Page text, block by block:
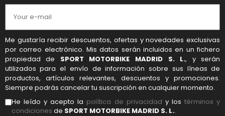
Me gustaría recibir descuentos, ofertas y novedades exclusivas
por correo electrónico. Mis datos serán incluidos en un fichero
propiedad de SPORT MOTORBIKE MADRID S. L., y serán
utilizados para el envío de información sobre sus líneas de
productos, artículos relevantes, descuentos y promociones.
Siempre podrás cancelar tu suscripción en cualquier momento.
He leído y acepto la política de privacidad y lostérminos y
condiciones de SPORT MOTORBIKE MADRID S. L..